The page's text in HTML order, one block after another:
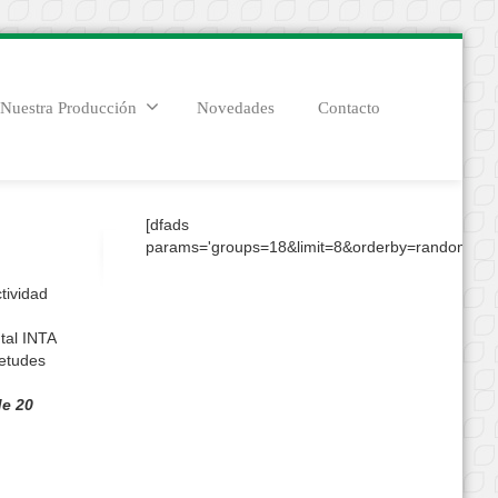
Nuestra Producción Novedades Contacto
INTA
20
[dfads